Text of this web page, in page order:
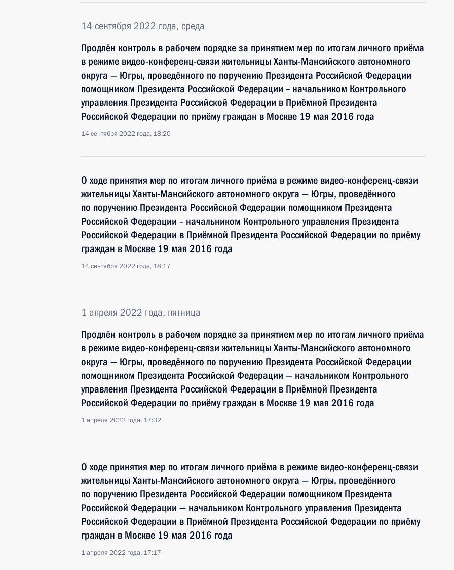
14 сентября 2022 года, среда
Продлён контроль в рабочем порядке за принятием мер по итогам личного приёма
в режиме видео-конференц-связи жительницы Ханты-Мансийского автономного
округа — Югры, проведённого по поручению Президента Российской Федерации
помощником Президента Российской Федерации – начальником Контрольного
управления Президента Российской Федерации в Приёмной Президента
Российской Федерации по приёму граждан в Москве 19 мая 2016 года
14 сентября 2022 года, 18:20
О ходе принятия мер по итогам личного приёма в режиме видео-конференц-связи
жительницы Ханты-Мансийского автономного округа — Югры, проведённого
по поручению Президента Российской Федерации помощником Президента
Российской Федерации – начальником Контрольного управления Президента
Российской Федерации в Приёмной Президента Российской Федерации по приёму
граждан в Москве 19 мая 2016 года
14 сентября 2022 года, 18:17
1 апреля 2022 года, пятница
Продлён контроль в рабочем порядке за принятием мер по итогам личного приёма
в режиме видео-конференц-связи жительницы Ханты-Мансийского автономного
округа — Югры, проведённого по поручению Президента Российской Федерации
помощником Президента Российской Федерации — начальником Контрольного
управления Президента Российской Федерации в Приёмной Президента
Российской Федерации по приёму граждан в Москве 19 мая 2016 года
1 апреля 2022 года, 17:32
О ходе принятия мер по итогам личного приёма в режиме видео-конференц-связи
жительницы Ханты-Мансийского автономного округа — Югры, проведённого
по поручению Президента Российской Федерации помощником Президента
Российской Федерации — начальником Контрольного управления Президента
Российской Федерации в Приёмной Президента Российской Федерации по приёму
граждан в Москве 19 мая 2016 года
1 апреля 2022 года, 17:17